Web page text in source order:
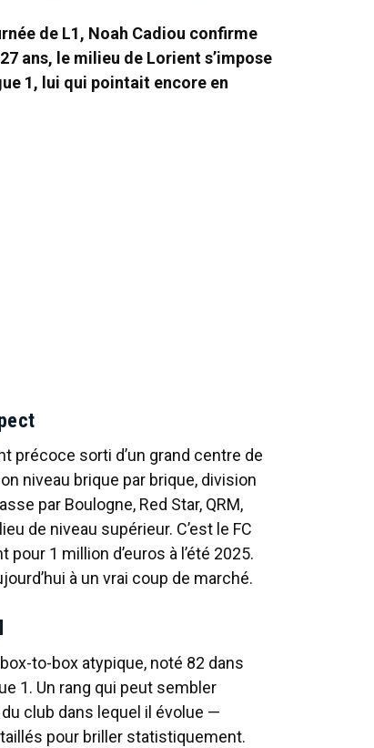
de L1, Noah Cadiou confirme
ans, le milieu de Lorient s’impose
1, lui qui pointait encore en
précoce sorti d’un grand centre de
niveau brique par brique, division
par Boulogne, Red Star, QRM,
de niveau supérieur. C’est le FC
1 million d’euros à l’été 2025.
à un vrai coup de marché.
to-box atypique, noté 82 dans
1. Un rang qui peut sembler
club dans lequel il évolue —
pour briller statistiquement.